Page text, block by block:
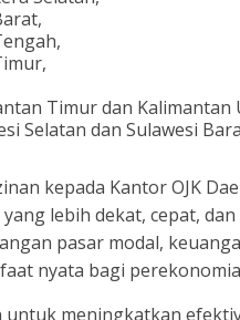
Timur dan Kalimantan
Selatan dan Sulawesi
kepada Kantor OJK
lebih dekat, cepat,
pasar modal,
nyata bagi
meningkatkan